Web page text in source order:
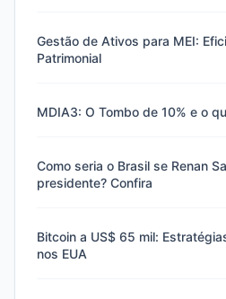
Gestão de Ativos para MEI:
Patrimonial
MDIA3: O Tombo de 10% e o
Como seria o Brasil se Renan
presidente? Confira
Bitcoin a US$ 65 mil:
nos EUA